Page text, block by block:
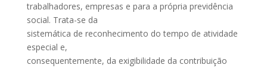
trabalhadores, empresas e para a própria previdência
social. Trata-se da
sistemática de reconhecimento do tempo de atividade
especial e,
consequentemente, da exigibilidade da contribuição